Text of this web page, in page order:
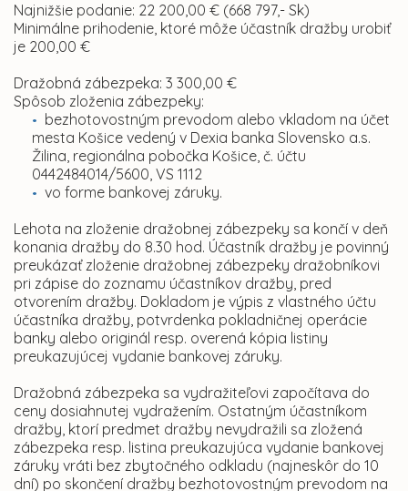
Najnižšie podanie: 22 200,00 € (668 797,- Sk)
Minimálne prihodenie, ktoré môže účastník dražby urobiť
je 200,00 €
Dražobná zábezpeka: 3 300,00 €
Spôsob zloženia zábezpeky:
bezhotovostným prevodom alebo vkladom na účet
mesta Košice vedený v Dexia banka Slovensko a.s.
Žilina, regionálna pobočka Košice, č. účtu
0442484014/5600, VS 1112
vo forme bankovej záruky.
Lehota na zloženie dražobnej zábezpeky sa končí v deň
konania dražby do 8.30 hod. Účastník dražby je povinný
preukázať zloženie dražobnej zábezpeky dražobníkovi
pri zápise do zoznamu účastníkov dražby, pred
otvorením dražby. Dokladom je výpis z vlastného účtu
účastníka dražby, potvrdenka pokladničnej operácie
banky alebo originál resp. overená kópia listiny
preukazujúcej vydanie bankovej záruky.
Dražobná zábezpeka sa vydražiteľovi započítava do
ceny dosiahnutej vydražením. Ostatným účastníkom
dražby, ktorí predmet dražby nevydražili sa zložená
zábezpeka resp. listina preukazujúca vydanie bankovej
záruky vráti bez zbytočného odkladu (najneskôr do 10
dní) po skončení dražby bezhotovostným prevodom na